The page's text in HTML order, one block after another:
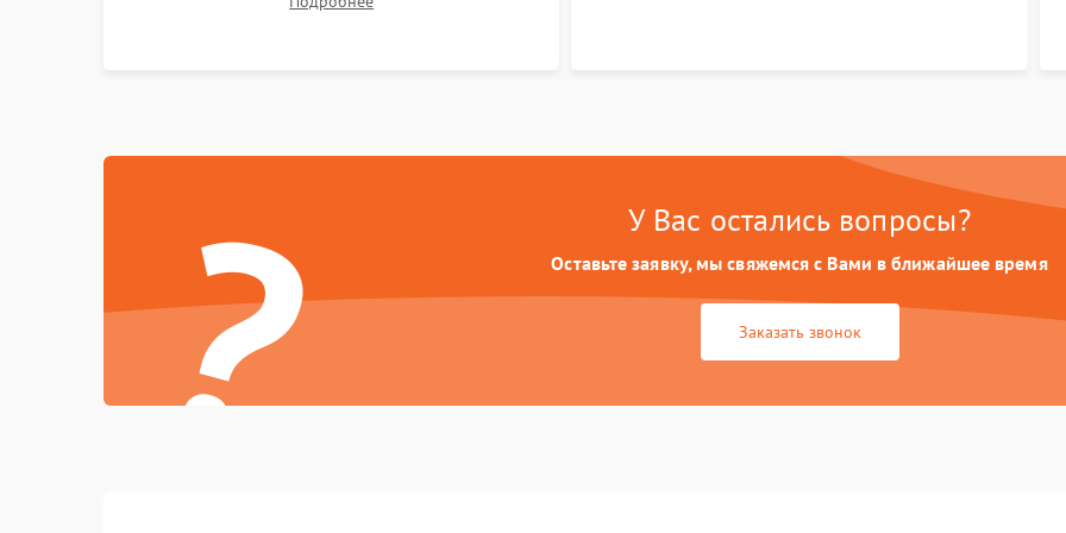
? У Вас остались вопросы?
Оставьте заявку, мы свяжемся с Вами в ближайшее время
Заказать звонок